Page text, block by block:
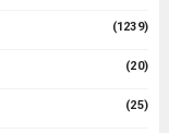
(1239)
(20)
(25)